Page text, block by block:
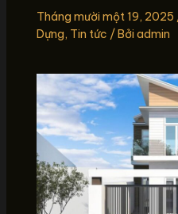
Tháng mười một 19, 2025
Dựng, Tin tức / Bởi admin